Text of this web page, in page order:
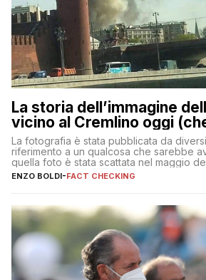
La storia dell’immagine
vicino al Cremlino oggi
La fotografia è stata pubblicata da
riferimento a un qualcosa che sarebbe
quella foto è stata scattata nel maggio
ENZO BOLDI-FACT CHECKING